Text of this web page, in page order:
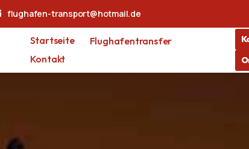
flughafen-transport@hotmail.de
Startseite
Flughafentransfer
Kontakt